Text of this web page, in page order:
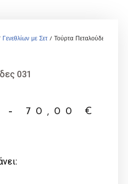
Γενεθλίων με Σετ / Τούρτα Πεταλούδες 031
031
– 70,00 €